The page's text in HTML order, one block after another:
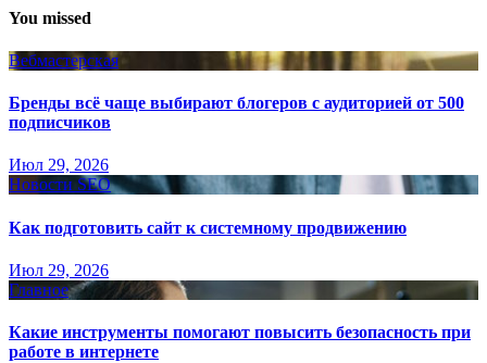
You missed
Вебмастерская
Бренды всё чаще выбирают блогеров с аудиторией от 500
подписчиков
Июл 29, 2026
Новости SEO
Как подготовить сайт к системному продвижению
Июл 29, 2026
Главное
Какие инструменты помогают повысить безопасность при
работе в интернете